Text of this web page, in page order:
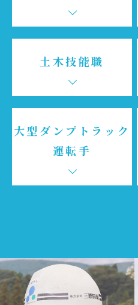
土木技能職
大型ダンプトラック
運転手